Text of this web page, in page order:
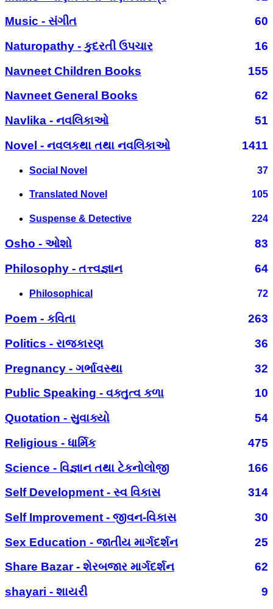
Music - સંગીત
60
Naturopathy - કુદરતી ઉપચાર
16
Navneet Children Books
155
Navneet General Books
62
Navlika - નવલિકાઓ
51
Novel - નવલકથા તથા નવલિકાઓ
1411
Social Novel 37
Translated Novel 105
Suspense & Detective 224
Osho - ઓશો
83
Philosophy - તત્ત્વજ્ઞાન
64
Philosophical 72
Poem - કવિતા
263
Politics - રાજકારણ
36
Pregnancy - ગર્ભાવસ્થા
32
Public Speaking - વક્તુત્વ કળા
10
Quotation - સુવાક્યો
54
Religious - ધાર્મિક
475
Science - વિજ્ઞાન તથા ટેકનોલોજી
166
Self Development - સ્વ વિકાસ
314
Self Improvement - જીવન-વિકાસ
30
Sex Education - જાતીય માર્ગદર્શન
25
Share Bazar - શેરબજાર માર્ગદર્શન
62
shayari - શાયરી
9